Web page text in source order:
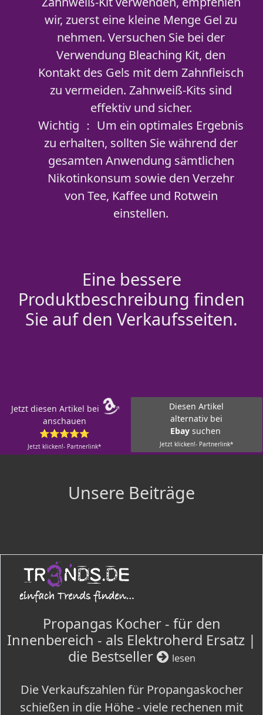
wir, zuerst eine kleine Menge Gel zu
nehmen. Versuchen Sie bei der
Verwendung Bleaching Kit, den
Kontakt des Gels mit dem Zahnfleisch
zu vermeiden. Zahnweiß-Kits sind
effektiv und sicher.
Wichtig ： Um ein optimales Ergebnis
zu erhalten, sollten Sie während der
gesamten Anwendung sämtlichen
Nikotinkonsum sowie den Verzehr
von Tee, Kaffee und Rotwein
einstellen.
Eine bessere
Produktbeschreibung finden
Sie auf den Verkaufsseiten.
Jetzt diesen Artikel bei
anschauen
⭐⭐⭐⭐⭐
Jetzt klicken!- Partnerlink*
Diesen Artikel
alternativ bei
Ebay suchen
Jetzt klicken!- Partnerlink*
Unsere Beiträge
Propangas Kocher - für den
Innenbereich - als Elektroherd Ersatz |
die Bestseller
lesen
Die Verkaufszahlen für Propangaskocher
schießen in die Höhe - viele rechenen mit